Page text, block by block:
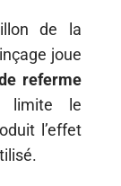
de la
joue
referme
le
l’effet